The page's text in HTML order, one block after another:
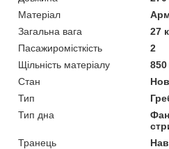
Матеріал
Загальна вага
27
Пасажиромісткість
2
Щільність матеріалу
850
Стан
Тип
Тип дна
Транець